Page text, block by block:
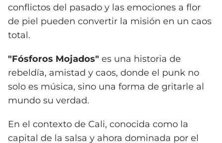
conflictos del pasado y las emociones a flor
de piel pueden convertir la misión en un caos
total.
"Fósforos Mojados" es una historia de
rebeldía, amistad y caos, donde el punk no
solo es música, sino una forma de gritarle al
mundo su verdad.
En el contexto de Cali, conocida como la
capital de la salsa y ahora dominada por el